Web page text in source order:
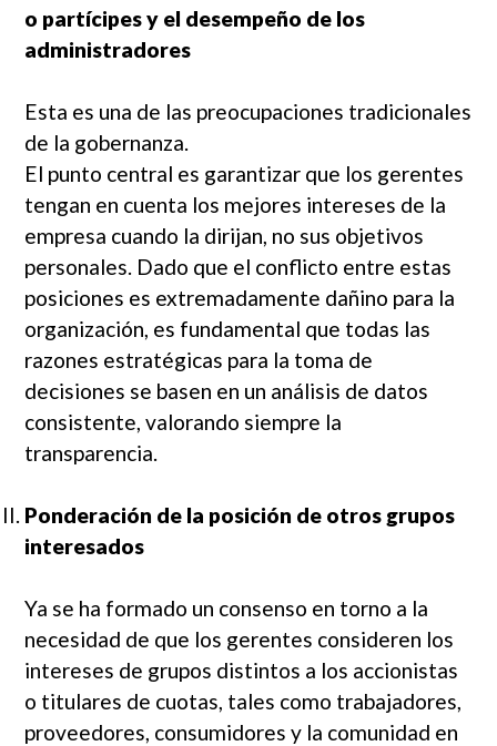
o partícipes y el desempeño de los
administradores
Esta es una de las preocupaciones tradicionales
de la gobernanza.
El punto central es garantizar que los gerentes
tengan en cuenta los mejores intereses de la
empresa cuando la dirijan, no sus objetivos
personales. Dado que el conflicto entre estas
posiciones es extremadamente dañino para la
organización, es fundamental que todas las
razones estratégicas para la toma de
decisiones se basen en un análisis de datos
consistente, valorando siempre la
transparencia.
Ponderación de la posición de otros grupos
interesados
Ya se ha formado un consenso en torno a la
necesidad de que los gerentes consideren los
intereses de grupos distintos a los accionistas
o titulares de cuotas, tales como trabajadores,
proveedores, consumidores y la comunidad en